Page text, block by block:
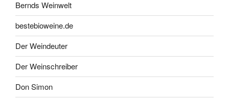
Bernds Weinwelt
bestebioweine.de
Der Weindeuter
Der Weinschreiber
Don Simon